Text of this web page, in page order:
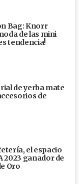
Bag: Knorr
de las mini
tendencia!
de yerba mate
de
el espacio
2023 ganador de
Oro